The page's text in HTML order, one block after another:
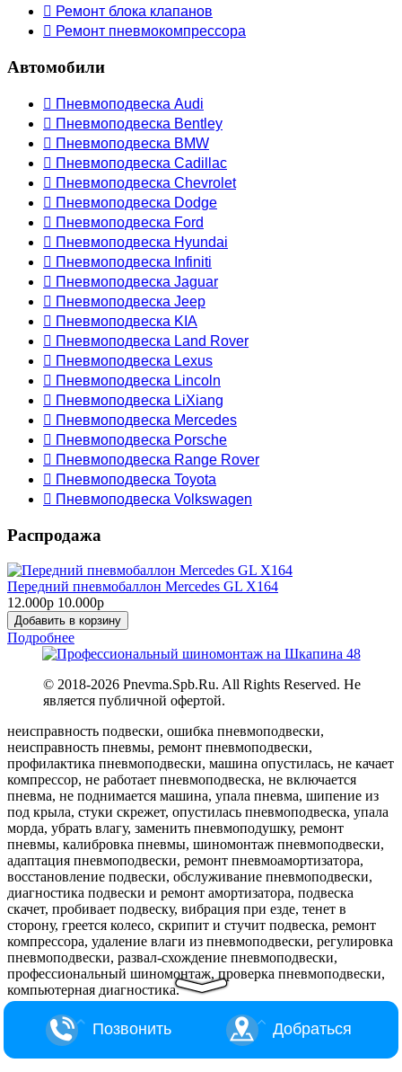
 Ремонт блока клапанов
 Ремонт пневмокомпрессора
Автомобили
 Пневмоподвеска Audi
 Пневмоподвеска Bentley
 Пневмоподвеска BMW
 Пневмоподвеска Cadillac
 Пневмоподвеска Chevrolet
 Пневмоподвеска Dodge
 Пневмоподвеска Ford
 Пневмоподвеска Hyundai
 Пневмоподвеска Infiniti
 Пневмоподвеска Jaguar
 Пневмоподвеска Jeep
 Пневмоподвеска KIA
 Пневмоподвеска Land Rover
 Пневмоподвеска Lexus
 Пневмоподвеска Lincoln
 Пневмоподвеска LiXiang
 Пневмоподвеска Mercedes
 Пневмоподвеска Porsche
 Пневмоподвеска Range Rover
 Пневмоподвеска Toyota
 Пневмоподвеска Volkswagen
Распродажа
Передний пневмобаллон Mercedes GL X164
12.000р 10.000р
Добавить в корзину
Подробнее
© 2018-2026 Pnevma.Spb.Ru. All Rights Reserved. Не
является публичной офертой.
неисправность подвески, ошибка пневмоподвески,
неисправность пневмы, ремонт пневмоподвески,
профилактика пневмоподвески, машина опустилась, не качает
компрессор, не работает пневмоподвеска, не включается
пневма, не поднимается машина, упала пневма, шипение из
под крыла, стуки скрежет, опустилась пневмоподвеска, упала
морда, убрать влагу, заменить пневмоподушку, ремонт
пневмы, калибровка пневмы, шиномонтаж пневмоподвески,
адаптация пневмоподвески, ремонт пневмоамортизатора,
восстановление подвески, обслуживание пневмоподвески,
диагностика подвески и ремонт амортизатора, подвеска
скачет, пробивает подвеску, вибрация при езде, тенет в
сторону, греется колесо, скрипит и стучит подвеска, ремонт
компрессора, удаление влаги из пневмоподвески, регулировка
пневмоподвески, развал-схождение пневмоподвески,
профессиональный шиномонтаж, проверка пневмоподвески,
компьютерная диагностика.
Позвонить Добраться